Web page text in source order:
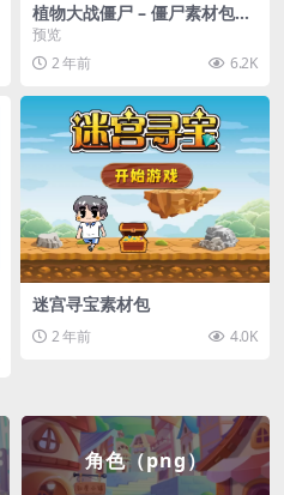
植物大战僵尸 – 僵尸素材包
【可预览】
预览
2 年前
6.2K
迷宫寻宝素材包
2 年前 4.0K
角色（png）